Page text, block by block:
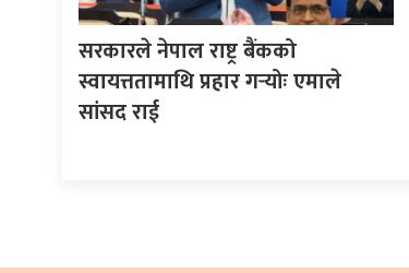
सरकारले नेपाल राष्ट्र बैंकको
स्वायत्ततामाथि प्रहार गर्‍योः एमाले
सांसद राई